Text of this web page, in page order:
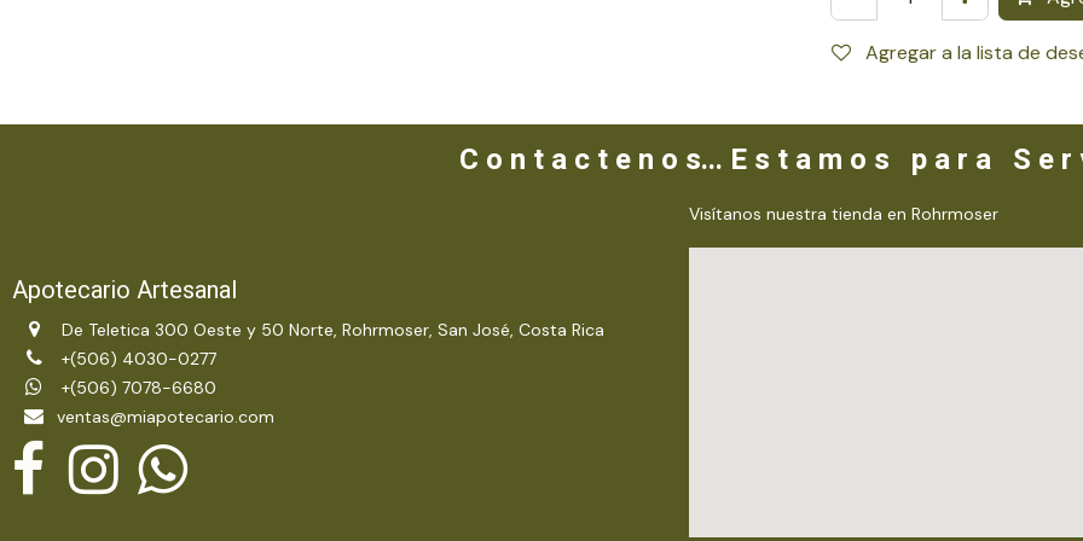
Agregar a la lista de
C o n t a c t e n o s... E s t a m o s p a r a S e r
Apotecario Artesanal
De Teletica 300 Oeste y 50 Norte, Rohrmoser, San José, Costa Rica
+(506) 4030-0277
+(506) 7078-6680
ventas@miapotecario.com
Visítanos nuestra tienda en Rohrmoser